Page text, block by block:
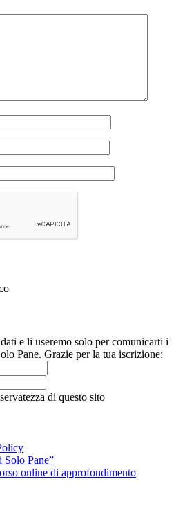
e li useremo solo per comunicarti i
Pane. Grazie per la tua iscrizione:
di questo sito
Pane”
online di approfondimento